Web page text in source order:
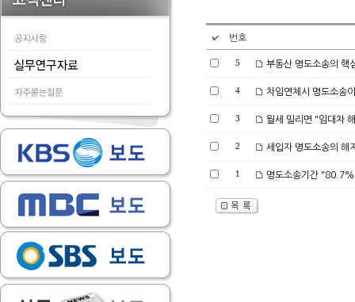
번호
5 부동산 명도소송의 핵
4 차임연체시 명도소송
3 월세 밀리면 "임대차
2 세입자 명도소송의 해
1 명도소송기간